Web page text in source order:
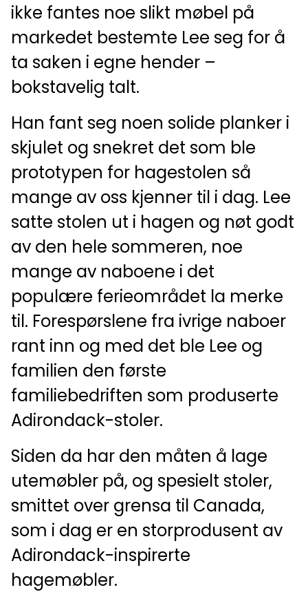
ikke fantes noe slikt møbel på
markedet bestemte Lee seg for å
ta saken i egne hender –
bokstavelig talt.
Han fant seg noen solide planker i
skjulet og snekret det som ble
prototypen for hagestolen så
mange av oss kjenner til i dag. Lee
satte stolen ut i hagen og nøt godt
av den hele sommeren, noe
mange av naboene i det
populære ferieområdet la merke
til. Forespørslene fra ivrige naboer
rant inn og med det ble Lee og
familien den første
familiebedriften som produserte
Adirondack-stoler.
Siden da har den måten å lage
utemøbler på, og spesielt stoler,
smittet over grensa til Canada,
som i dag er en storprodusent av
Adirondack-inspirerte
hagemøbler.